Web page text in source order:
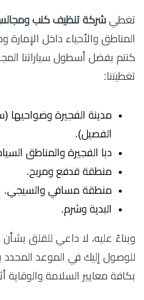
تغطي شركة تنظيف كنب
المناطق والأحياء داخل الإمارة
كنتم بفضل أسطول سياراتنا
تغطيتنا:
مدينة الفجيرة وضواحيها
الفصيل).
دبا الفجيرة والمناطق
منطقة قدفع ومربح.
منطقة مسافي والسيجي.
البدية وشرم.
وبناءً عليه، لا داعي للقلق
للوصول إليك في الموعد المحدد
بكافة معايير السلامة والوقاية